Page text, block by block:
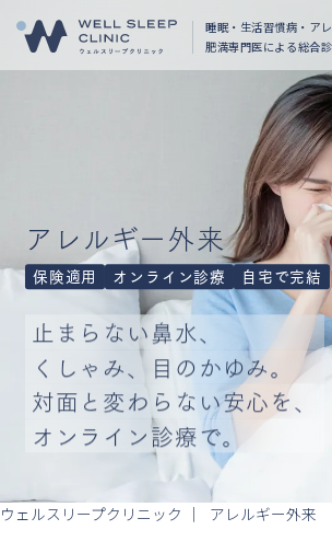
睡眠・生活習慣病・ア
肥満専門医による総合
アレルギー外来
保険適用 オンライン診療 自宅で完結
止まらない鼻水、
くしゃみ、目のかゆみ。
対面と変わらない安心を、
オンライン診療で。
ウェルスリープクリニック アレルギー外来